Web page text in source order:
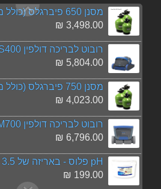
מסנן 650 פיברגלס (כולל מצע AFM)
3,498.00 ₪
רובוט לבריכה דולפין S400
5,804.00 ₪
מסנן 750 פיברגלס (כולל מצע AFM)
4,023.00 ₪
רובוט לבריכה דולפין M700
6,796.00 ₪
pH פלוס - באריזה של 3.5 ק"ג
199.00 ₪